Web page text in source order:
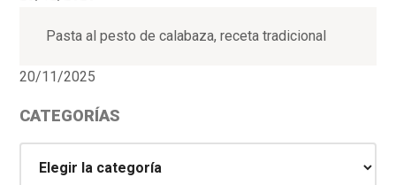
Pasta al pesto de calabaza, receta tradicional
20/11/2025
CATEGORÍAS